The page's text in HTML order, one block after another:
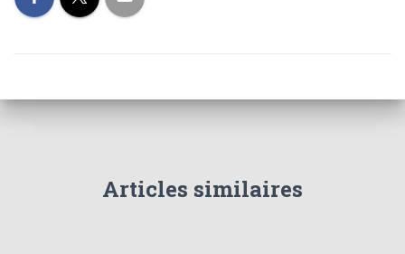
Articles similaires